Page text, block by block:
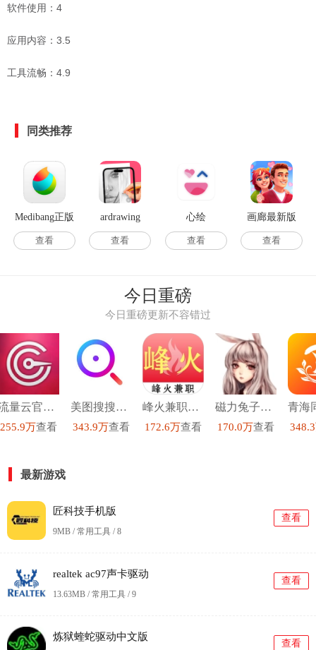
软件使用：4
应用内容：3.5
工具流畅：4.9
同类推荐
Medibang正版
查看
ardrawing
查看
心绘
查看
画廊最新版
查看
今日重磅
今日重磅更新不容错过
流量云官方正版
255.9万查看
美图搜搜手机免费版
343.9万查看
峰火兼职手机正版
172.6万查看
磁力兔子搜索引擎手机免费版
170.0万查看
最新游戏
匠科技手机版
9MB / 常用工具 /8
查看
realtek ac97声卡驱动
13.63MB / 常用工具 /9
查看
炼狱蝰蛇驱动中文版
查看